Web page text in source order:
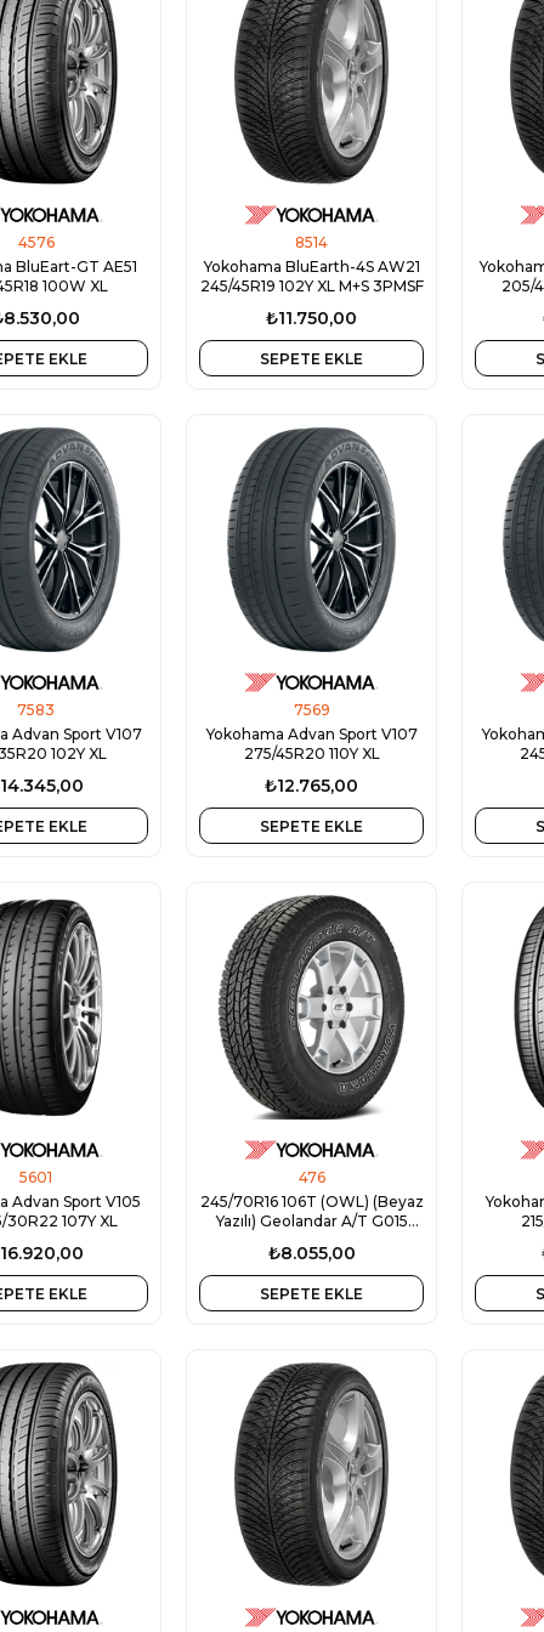
4576
BluEart-GT AE51
100W XL
EKLE
8514
Yokohama BluEarth-4S AW21
245/45R19 102Y XL M+S 3PMSF
₺11.750,00
SEPETE EKLE
205/
7583
Advan Sport V107
102Y XL
EKLE
7569
Yokohama Advan Sport V107
275/45R20 110Y XL
₺12.765,00
SEPETE EKLE
5601
Advan Sport V105
30R22 107Y XL
EKLE
476
245/70R16 106T (OWL) (Beyaz
Yazılı) Geolandar A/T G015
₺8.055,00
SEPETE EKLE